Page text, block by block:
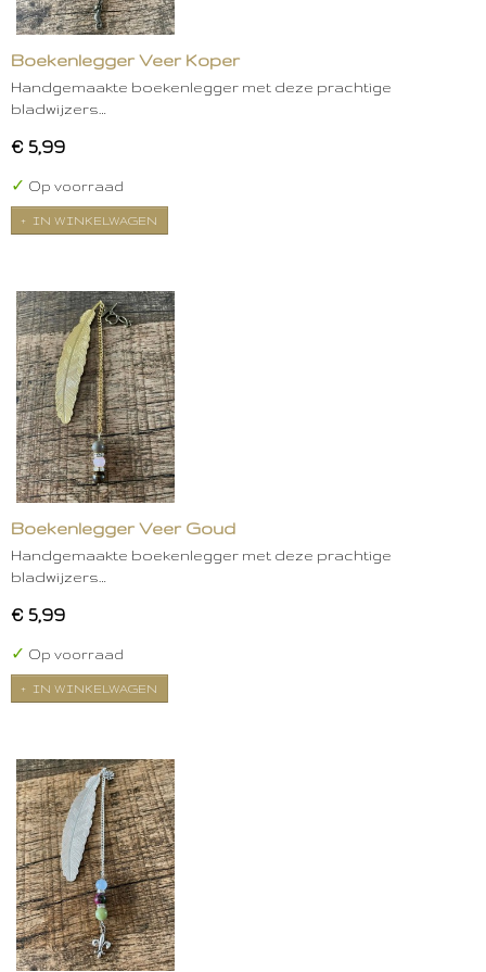
Boekenlegger Veer Koper
Handgemaakte boekenlegger met deze prachtige
bladwijzers…
€ 5,99
✓ Op voorraad
IN WINKELWAGEN
Boekenlegger Veer Goud
Handgemaakte boekenlegger met deze prachtige
bladwijzers…
€ 5,99
✓ Op voorraad
IN WINKELWAGEN